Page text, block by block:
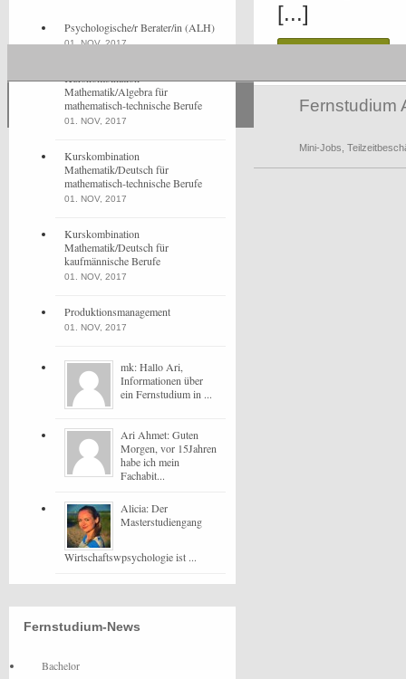
[...]
Fernstudium
Mini-Jobs
Psychologische/r Berater/in (ALH)
01. NOV, 2017
Kurskombination
Mathematik/Algebra für
mathematisch-technische Berufe
01. NOV, 2017
Kurskombination
Mathematik/Deutsch für
mathematisch-technische Berufe
01. NOV, 2017
Kurskombination
Mathematik/Deutsch für
kaufmännische Berufe
01. NOV, 2017
Produktionsmanagement
01. NOV, 2017
mk: Hallo Ari,
Informationen über
ein Fernstudium in ...
Ari Ahmet: Guten
Morgen, vor 15Jahren
habe ich mein
Fachabit...
Alicia: Der
Masterstudiengang
Wirtschaftswpsychologie ist ...
Fernstudium-News
Bachelor